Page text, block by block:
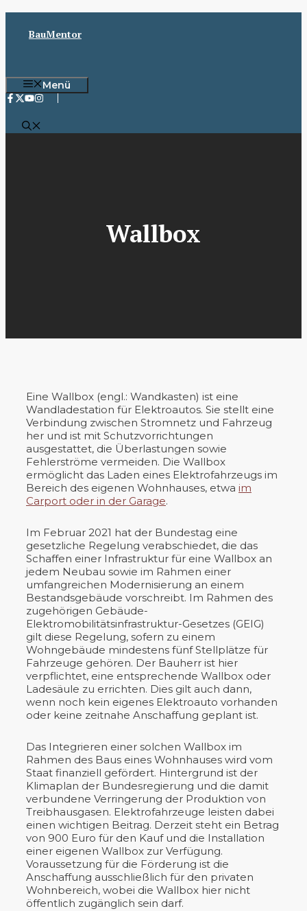
InhaltBauMentor
Menü
Wallbox
Eine Wallbox (engl.: Wandkasten) ist eine
Wandladestation für Elektroautos. Sie stellt eine
Verbindung zwischen Stromnetz und Fahrzeug
her und ist mit Schutzvorrichtungen
ausgestattet, die Überlastungen sowie
Fehlerströme vermeiden. Die Wallbox
ermöglicht das Laden eines Elektrofahrzeugs im
Bereich des eigenen Wohnhauses, etwa im
Carport oder in der Garage.
Im Februar 2021 hat der Bundestag eine
gesetzliche Regelung verabschiedet, die das
Schaffen einer Infrastruktur für eine Wallbox an
jedem Neubau sowie im Rahmen einer
umfangreichen Modernisierung an einem
Bestandsgebäude vorschreibt. Im Rahmen des
zugehörigen Gebäude-
Elektromobilitätsinfrastruktur-Gesetzes (GEIG)
gilt diese Regelung, sofern zu einem
Wohngebäude mindestens fünf Stellplätze für
Fahrzeuge gehören. Der Bauherr ist hier
verpflichtet, eine entsprechende Wallbox oder
Ladesäule zu errichten. Dies gilt auch dann,
wenn noch kein eigenes Elektroauto vorhanden
oder keine zeitnahe Anschaffung geplant ist.
Das Integrieren einer solchen Wallbox im
Rahmen des Baus eines Wohnhauses wird vom
Staat finanziell gefördert. Hintergrund ist der
Klimaplan der Bundesregierung und die damit
verbundene Verringerung der Produktion von
Treibhausgasen. Elektrofahrzeuge leisten dabei
einen wichtigen Beitrag. Derzeit steht ein Betrag
von 900 Euro für den Kauf und die Installation
einer eigenen Wallbox zur Verfügung.
Voraussetzung für die Förderung ist die
Anschaffung ausschließlich für den privaten
Wohnbereich, wobei die Wallbox hier nicht
öffentlich zugänglich sein darf.